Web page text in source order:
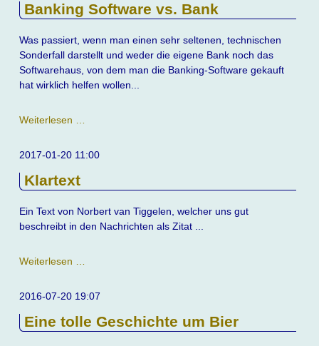
der
SFS
KRM
Banking Software vs. Bank
Was passiert, wenn man einen sehr seltenen, technischen
Sonderfall darstellt und weder die eigene Bank noch das
Softwarehaus, von dem man die Banking-Software gekauft
hat wirklich helfen wollen...
Weiterlesen …
vs.
2017-01-20 11:00
Klartext
Ein Text von Norbert van Tiggelen, welcher uns gut
beschreibt in den Nachrichten als Zitat ...
Weiterlesen …
2016-07-20 19:07
Eine tolle Geschichte um Bier